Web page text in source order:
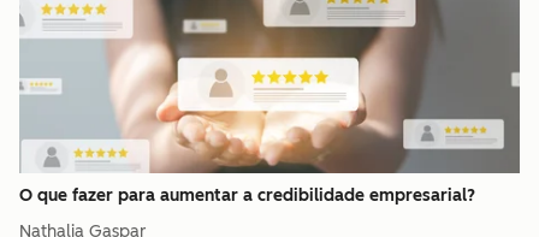
O que fazer para aumentar a credibilidade empresarial?
Nathalia Gaspar